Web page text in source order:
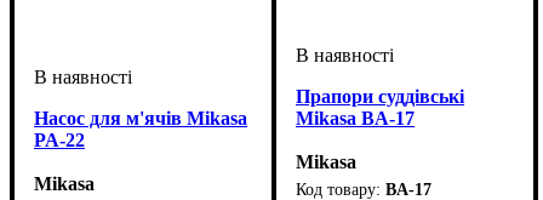
Насос для м'ячів Mikasa
PA-22
Mikasa
Прапори суддівські
Mikasa BA-17
Mikasa
BA-17